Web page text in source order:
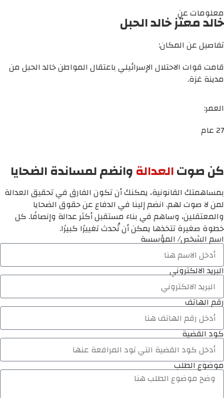
معلومات عن
خالد معتز خالد الحبل
تفاصيل عن المكان:
قامت قوات الاحتلال الإسرائيلي باعتقال المواطن خالد الحبل من
مدينة غزة.
العمر:
27 عام
كن صوتالعدالةوانضم لمساندة الضحايا
بمساهمتك القانونية، يمكنك أن تكون الفارق في تحقيق العدالة
لمن لا صوت لهم. انضم إلينا في الدفاع عن حقوق الضحايا
والمعتقلين، وساهم في بناء مستقبل أكثر عدالة وإنصافًا. كل
خطوة صغيرة تتخذها يمكن أن تُحدث تغييرًا كبيرًا.
اسم الشخص/ المؤسسة
البريد الالكتروني
رقم الهاتف
كود القضية
موضوع الطلب